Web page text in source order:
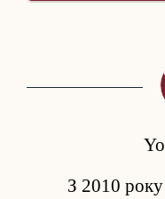
З 2010